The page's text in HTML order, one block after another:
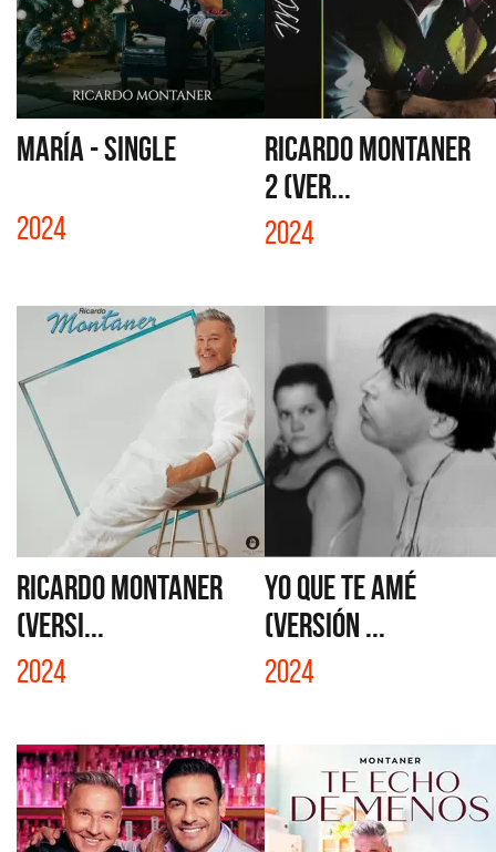
MARÍA - SINGLE
2024
RICARDO MONTANER
2 (VER...
2024
RICARDO MONTANER
(VERSI...
2024
YO QUE TE AMÉ
(VERSIÓN ...
2024